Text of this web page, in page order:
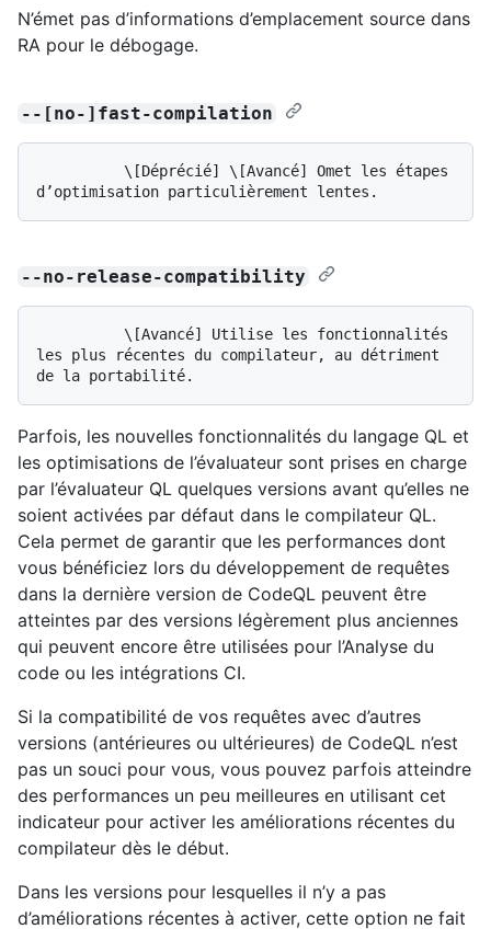
N’émet pas d’informations d’emplacement source dans
RA pour le débogage.
--[no-]fast-compilation
--no-release-compatibility
les plus récentes du compilateur, au détriment
Parfois, les nouvelles fonctionnalités du langage QL et
les optimisations de l’évaluateur sont prises en charge
par l’évaluateur QL quelques versions avant qu’elles ne
soient activées par défaut dans le compilateur QL.
Cela permet de garantir que les performances dont
vous bénéficiez lors du développement de requêtes
dans la dernière version de CodeQL peuvent être
atteintes par des versions légèrement plus anciennes
qui peuvent encore être utilisées pour l’Analyse du
code ou les intégrations CI.
Si la compatibilité de vos requêtes avec d’autres
versions (antérieures ou ultérieures) de CodeQL n’est
pas un souci pour vous, vous pouvez parfois atteindre
des performances un peu meilleures en utilisant cet
indicateur pour activer les améliorations récentes du
compilateur dès le début.
Dans les versions pour lesquelles il n’y a pas
d’améliorations récentes à activer, cette option ne fait